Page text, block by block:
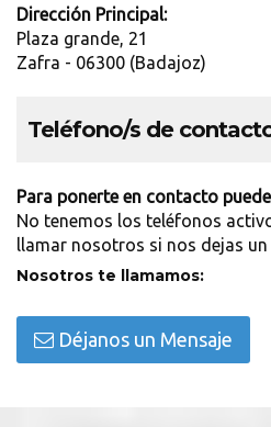
Dirección Principal:
Plaza grande, 21
Zafra - 06300 (Badajoz)
Teléfono/s de
Para ponerte en contacto
No tenemos los teléfonos
llamar nosotros si nos dejas un
Nosotros te llamamos:
Déjanos un Mensaje